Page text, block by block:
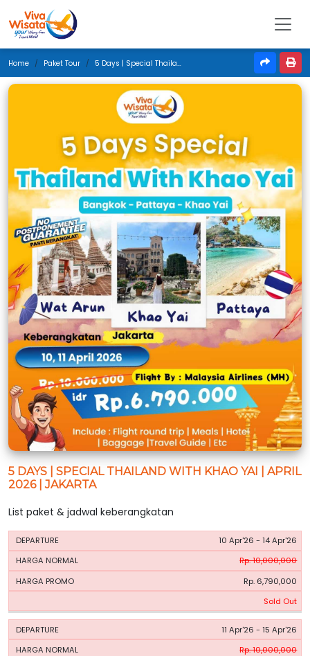
Home Paket Tour 5 Days | Special Thailand With Khao Yai | April 2026 | Jakarta
5 DAYS | SPECIAL THAILAND WITH KHAO YAI | APRIL
2026 | JAKARTA
List paket & jadwal keberangkatan
PERIODE
HARGA
10 Apr'26 - 14 Apr'26
Rp. 10,000,000
Rp. 6,790,000
Sold Out
11 Apr'26 - 15 Apr'26
Rp. 10,000,000